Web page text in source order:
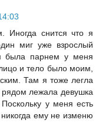
Иногда снится что я
миг уже взрослый
была парнем у меня
и тело было моим,
Там я тоже легла
рядом лежала девушка
у меня есть
ему не изменю